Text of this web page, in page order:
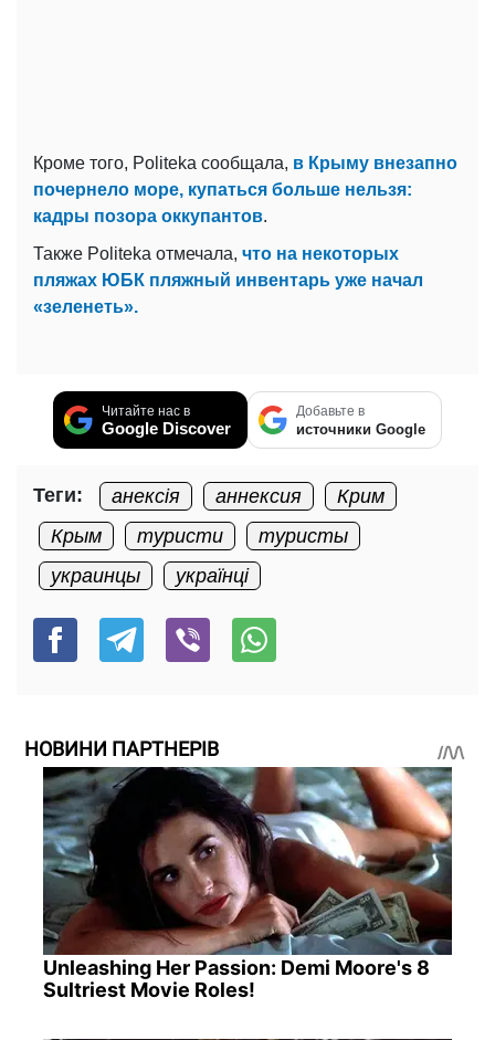
Кроме того, Politeka сообщала, в Крыму внезапно
почернело море, купаться больше нельзя:
кадры позора оккупантов.
Также Politeka отмечала, что на некоторых
пляжах ЮБК пляжный инвентарь уже начал
«зеленеть».
Читайте нас в
Google Discover
Добавьте в
источники Google
Теги: анексія аннексия
Крим
Крым
туристи
туристы
украинцы
українці
НОВИНИ ПАРТНЕРІВ
Unleashing Her Passion: Demi Moore's 8
Sultriest Movie Roles!